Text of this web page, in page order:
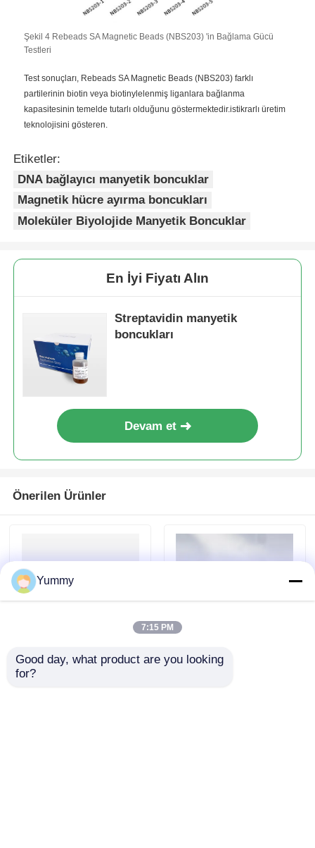
Yüzeyde Aktif Mıknatıs Mercekleri
Otomatik Enstrümanlar ve Tüketim Malzemeleri
Şekil 4 Rebeads SA Magnetic Beads (NBS203) 'in Bağlama Gücü
Testleri
Test sonuçları, Rebeads SA Magnetic Beads (NBS203) farklı
partilerinin biotin veya biotinylelenmiş liganlara bağlanma
kapasitesinin temelde tutarlı olduğunu göstermektedir.istikrarlı üretim
teknolojisini gösteren.
Etiketler:
DNA bağlayıcı manyetik boncuklar
Magnetik hücre ayırma boncukları
Moleküler Biyolojide Manyetik Boncuklar
En İyi Fiyatı Alın
Streptavidin manyetik
boncukları
Devam et
Önerilen Ürünler
DNA Boyutu Seçimi
rna saflaştırma
Yummy
7:15 PM
Good day, what product are you looking
for?